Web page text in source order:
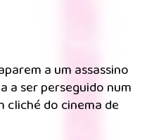
a um assassino
a ser perseguido num
cliché do cinema de